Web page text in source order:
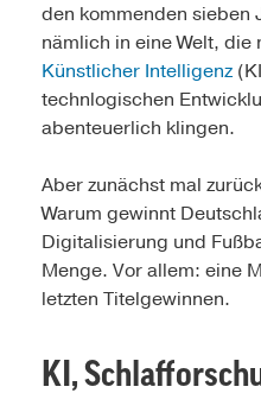
den kommenden sieben
nämlich in eine Welt, die
Künstlicher Intelligenz
technlogischen
abenteuerlich klingen.
Aber zunächst mal
Warum gewinnt
Digitalisierung und
Menge. Vor allem: eine
letzten Titelgewinnen.
KI,